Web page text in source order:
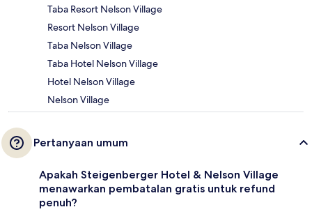
Taba Resort Nelson Village
Resort Nelson Village
Taba Nelson Village
Taba Hotel Nelson Village
Hotel Nelson Village
Nelson Village
Pertanyaan umum
Apakah Steigenberger Hotel & Nelson Village
menawarkan pembatalan gratis untuk refund
penuh?